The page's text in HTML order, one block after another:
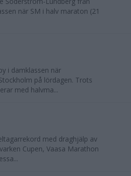
när SM i halv maraton (21
i damklassen när
på lördagen. Trots
med halvma...
med draghjälp av
Cupen, Vaasa Marathon